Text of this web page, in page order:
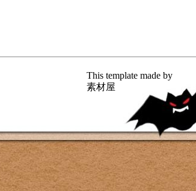
This template made by
素材屋